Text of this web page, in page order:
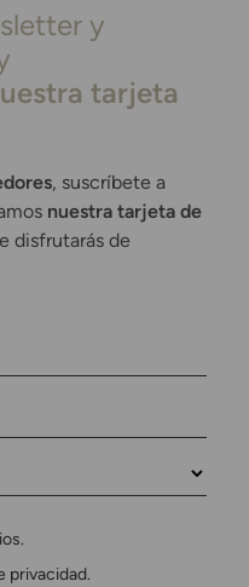
y
tarjeta
, suscríbete a
nuestra tarjeta de
disfrutarás de
privacidad.